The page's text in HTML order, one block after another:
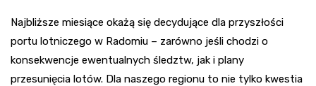
Najbliższe miesiące okażą się decydujące dla przyszłości
portu lotniczego w Radomiu – zarówno jeśli chodzi o
konsekwencje ewentualnych śledztw, jak i plany
przesunięcia lotów. Dla naszego regionu to nie tylko kwestia